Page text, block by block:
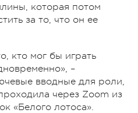
которая потом
за то, что он ее
кто мог бы играть
–
вводные для роли,
через Zoom из
«Белого лотоса».